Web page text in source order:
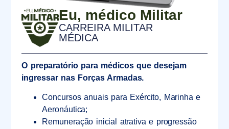
Eu, médico Militar
CARREIRA MILITAR
MÉDICA
O preparatório para médicos que desejam
ingressar nas Forças Armadas.
Concursos anuais para Exército, Marinha e
Aeronáutica;
Remuneração inicial atrativa e progressão